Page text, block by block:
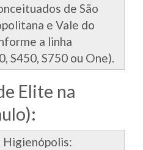
de São
e Vale do
a linha
S450, S750 ou One).
Elite na
Higienópolis: